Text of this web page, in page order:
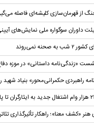
از قهرمان‌سازی کلیشه‌ای فاصله
داوران سوگواره ملی نمایش‌های
صحنه نمی‌روند
«زندگی‌نامه‌ داستانی» در موزه
راهبردی حکمرانی‌محور» بنیاد
هنر «کشف معنا»؛ راهکار تأثیرگذاری